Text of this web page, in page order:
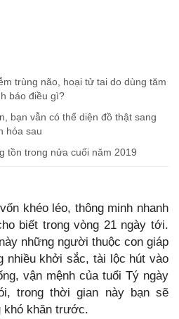
trùng não, hoại tử tai do dùng tăm
báo điều gì?
bạn vẫn có thể diện đồ thật sang
hóa sau
tồn trong nửa cuối năm 2019
khéo léo, thông minh nhanh
biết trong vòng 21 ngày tới.
những người thuộc con giáp
nhiều khởi sắc, tài lộc hút vào
vận mệnh của tuổi Tý ngày
trong thời gian này bạn sẽ
khó khăn trước.